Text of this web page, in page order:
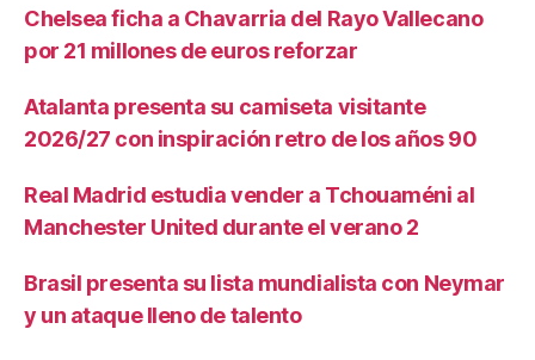
Chelsea ficha a Chavarria del Rayo Vallecano
por 21 millones de euros reforzar
Atalanta presenta su camiseta visitante
2026/27 con inspiración retro de los años 90
Real Madrid estudia vender a Tchouaméni al
Manchester United durante el verano 2
Brasil presenta su lista mundialista con Neymar
y un ataque lleno de talento